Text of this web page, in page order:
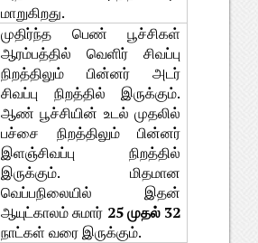
மாறுகிறது.
முதிர்ந்த பெண் பூச்சிகள்
ஆரம்பத்தில் வெளிர் சிவப்பு
நிறத்திலும் பின்னர் அடர்
சிவப்பு நிறத்தில் இருக்கும்.
ஆண் பூச்சியின் உடல் முதலில்
பச்சை நிறத்திலும் பின்னர்
இளஞ்சிவப்பு நிறத்தில்
இருக்கும். மிதமான
வெப்பநிலையில் இதன்
ஆயுட்காலம் சுமார் 25 முதல் 32
நாட்கள் வரை இருக்கும்.